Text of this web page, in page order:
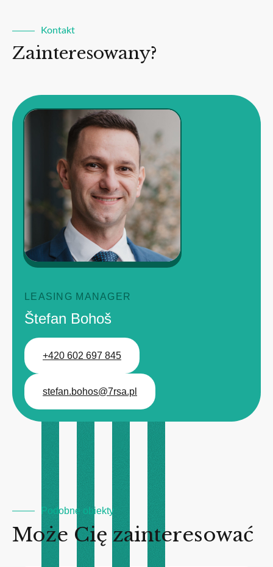
Kontakt
Zainteresowany?
LEASING MANAGER
Štefan Bohoš
+420 602 697 845
stefan.bohos@7rsa.pl
Podobne obiekty
Może Cię zainteresować